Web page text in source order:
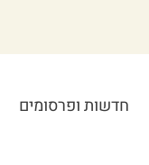
חדשות ופרסומים